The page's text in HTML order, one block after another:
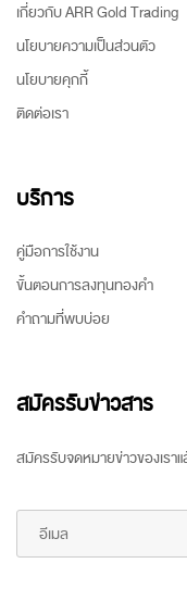
เกี่ยวกับ ARR Gold Trading
นโยบายความเป็นส่วนตัว
นโยบายคุกกี้
ติดต่อเรา
บริการ
คู่มือการใช้งาน
ขั้นตอนการลงทุนทองคำ
คำถามที่พบบ่อย
สมัครรับข่าวสาร
สมัครรับจดหมายข่าวของเรา